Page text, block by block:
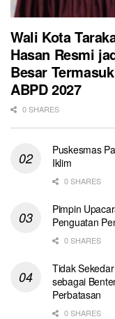
Wali Kota
Hasan Resmi
Besar
ABPD 2027
0 SHARES
Puskesmas
Iklim
0 SHARES
Pimpin
Penguatan
0 SHARES
Tidak
sebagai
Perbatasan
0 SHARES